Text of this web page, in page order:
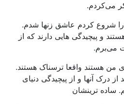
می‌کردم.
را شروع کردم عاشق زنها شدم.
و پیچیدگی هایی دارند که از
می‌برم.
من هستند واقعا ترسناک هستند.
درک آنها و از پیچیدگی دنیای
ساده ترینشان